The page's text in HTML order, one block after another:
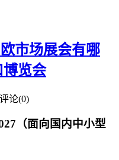
市场展会有哪
博览会
评论(0)
（面向国内中小型